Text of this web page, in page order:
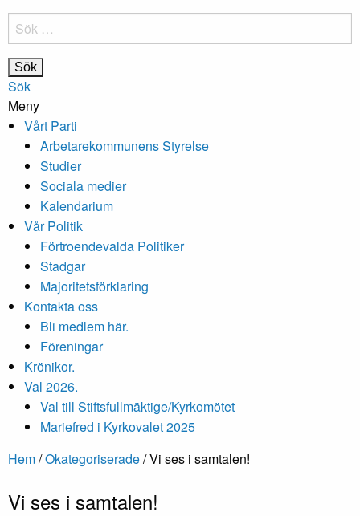
Sök
efter:
Sök
Meny
Vårt Parti
Arbetarekommunens Styrelse
Studier
Sociala medier
Kalendarium
Vår Politik
Förtroendevalda Politiker
Stadgar
Majoritetsförklaring
Kontakta oss
Bli medlem här.
Föreningar
Krönikor.
Val 2026.
Val till Stiftsfullmäktige/Kyrkomötet
Mariefred i Kyrkovalet 2025
Hem/Okategoriserade/Vi ses i samtalen!
Vi ses i samtalen!